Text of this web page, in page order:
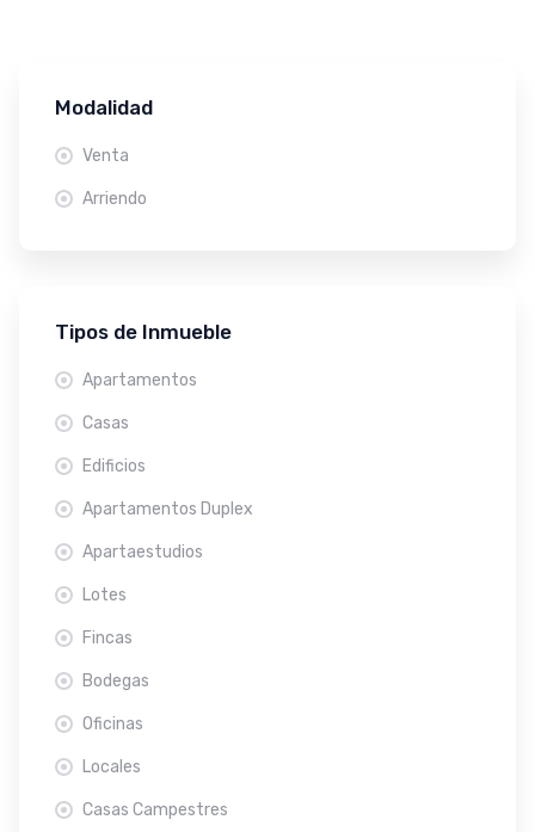
Modalidad
Venta
Arriendo
Tipos de Inmueble
Apartamentos
Casas
Edificios
Apartamentos Duplex
Apartaestudios
Lotes
Fincas
Bodegas
Oficinas
Locales
Casas Campestres